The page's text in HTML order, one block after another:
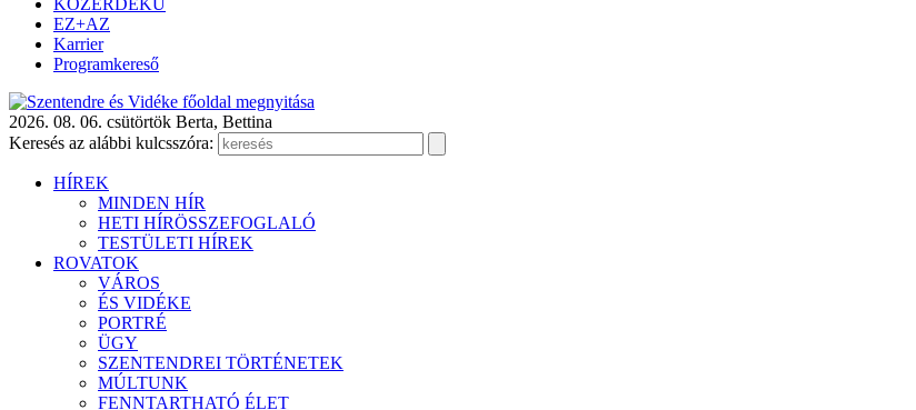
KÖZÉRDEKŰ
EZ+AZ
Karrier
Programkereső
2026. 08. 06. csütörtök Berta, Bettina
Keresés az alábbi kulcsszóra:
HÍREK
MINDEN HÍR
HETI HÍRÖSSZEFOGLALÓ
TESTÜLETI HÍREK
ROVATOK
VÁROS
ÉS VIDÉKE
PORTRÉ
ÜGY
SZENTENDREI TÖRTÉNETEK
MÚLTUNK
FENNTARTHATÓ ÉLET